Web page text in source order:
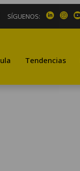
SÍGUENOS:
Tendencias